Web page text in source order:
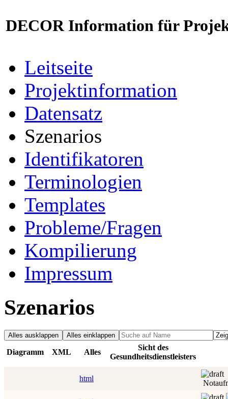
DECOR Information für
Leitseite
Projektinformation
Datensatz
Szenarios
Identifikatoren
Terminologien
Templates
Probleme/Fragen
Kompilierung
Impressum
Szenarios
Alles ausklappen Alles einklappen
Diagramm XML Alles
Sicht des
Gesundheitsdienstleisters
html